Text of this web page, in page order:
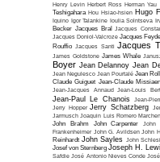
Henry Levin Herbert Ross Herman Yau
Teshigahara Hou Hsiao-hsien Hugo
Iquino Igor Talankine Ioulia Solntseva
Becker Jacques Bral Jacques
Jacques Doniol-Valcroze Jacques
Rouffio Jacques Santi Jacques
James Goldstone James Whale
Boyer Jean Delannoy Jean
Jean Negulesco Jean Pourtalé Jean
Claude Guiguet Jean-Claude
Jean-Jacques Annaud Jean-Louis
Jean-Paul Le Chanois
Jean-
Jerry Hopper Jerry Schatzberg
Jarmusch Joaquin Luis Romero
John Brahm
John Carpenter
John
Frankenheimer John G. Avildsen John
Reinhardt John Sayles John
Josef von Sternberg Joseph H.
Safdie José Antonio Nieves Conde